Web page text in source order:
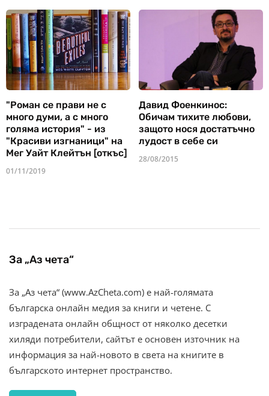
"Роман се прави не с
много думи, а с много
голяма история" - из
"Красиви изгнаници" на
Мег Уайт Клейтън [откъс]
01/11/2019
Давид Фоенкинос:
Обичам тихите любови,
защото нося достатъчно
лудост в себе си
28/08/2015
За „Аз чета“
За „Аз чета“ (www.AzCheta.com) е най-голямата
българска онлайн медия за книги и четене. С
изградената онлайн общност от няколко десетки
хиляди потребители, сайтът е основен източник на
информация за най-новото в света на книгите в
българското интернет пространство.